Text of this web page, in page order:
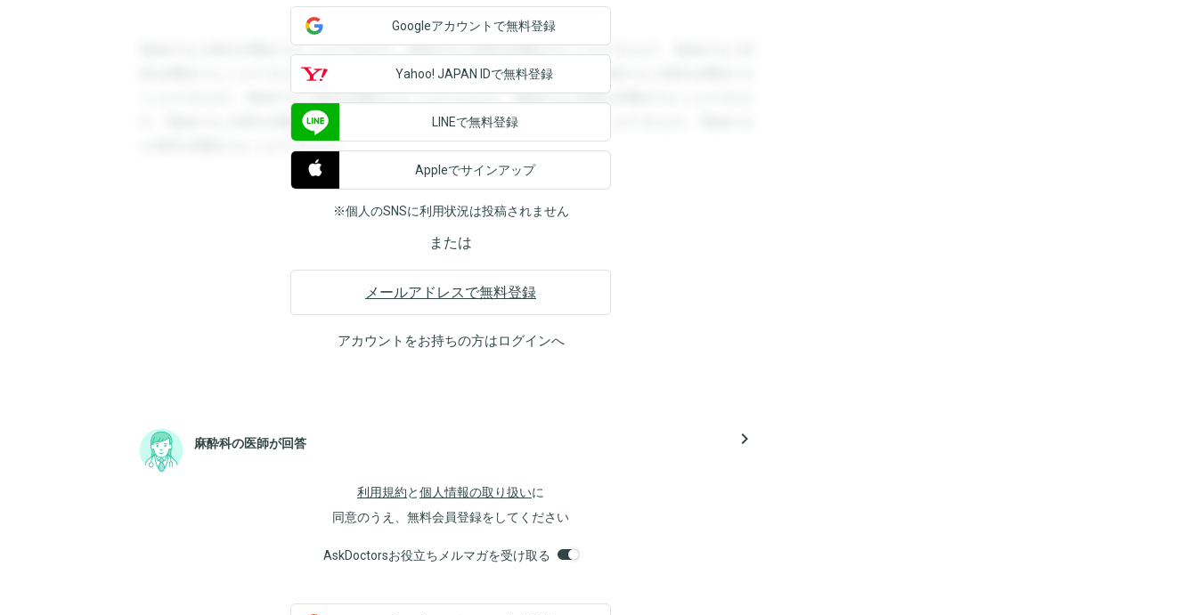
登録すると回答を閲覧することができます。登録すると回答を閲覧することができます。登録すると回
答を閲覧することができます。登録すると回答を閲覧することができます。登録すると回答を閲覧する
ことができます。登録すると回答を閲覧することができます。登録すると回答を閲覧することができま
す。登録すると回答を閲覧することができます。登録すると回答を閲覧することができます。登録する
と回答を閲覧することができます。
Googleアカウントで無料登録
Yahoo! JAPAN IDで無料登録
LINEで無料登録
Appleでサインアップ
※個人のSNSに利用状況は投稿されません
または
メールアドレスで無料登録
アカウントをお持ちの方はログインへ
麻酔科の医師が回答 navigate_next
利用規約と個人情報の取り扱いに
同意のうえ、無料会員登録をしてください
AskDoctorsお役立ちメルマガを受け取る